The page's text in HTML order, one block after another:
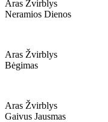
Aras Žvirblys
Neramios Dienos
Aras Žvirblys
Bėgimas
Aras Žvirblys
Gaivus Jausmas